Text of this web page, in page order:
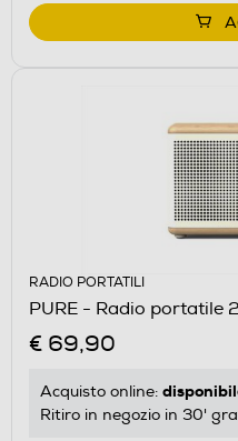
RADIO PORTATILI
PURE - Radio portatile
€ 69,90
Acquisto online:
Ritiro in negozio in 30'